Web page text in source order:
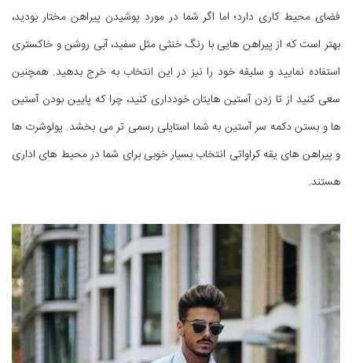
فضای محیط کاری دارد؛ اما اگر شما در مورد پوشیدن پیراهن مختار بودید،
بهتر است که از پیراهن هایی با رنگ خنثی مثل سفید، آبی روشن و خاکستری
استفاده نمایید و سلیقه خود را نیز در این انتخاب به خرج بدهید. همچنین
سعی کنید از تا زدن آستین هایتان خودداری کنید، چرا که پایین بودن آستین
ها و بستن دکمه سر آستین به شما استایلی رسمی تر می بخشد. پولوشرت ها
و پیراهن های یقه کراواتی انتخاب بسیار خوبی برای شما در محیط های اداری
هستند.